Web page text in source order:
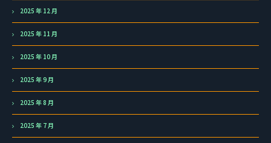
2025 年 12 月
2025 年 11 月
2025 年 10 月
2025 年 9 月
2025 年 8 月
2025 年 7 月